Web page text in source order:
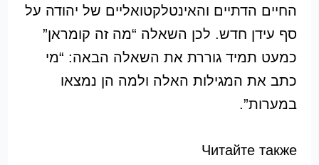
החיים הדתיים והאינטלקטואליים של יהודה על
סף עידן חדש. לכן השאלה “מה זה קומראן”
כמעט תמיד גוררת את השאלה הבאה: “מי
כתב את המגילות האלה ולמה הן נמצאו
במערות”.
Читайте также